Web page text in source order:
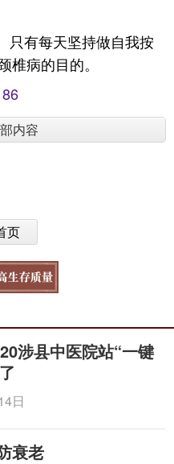
只有每天坚持做自我按
椎病的目的。
内容
页
涉县中医院站“一键
日
衰老